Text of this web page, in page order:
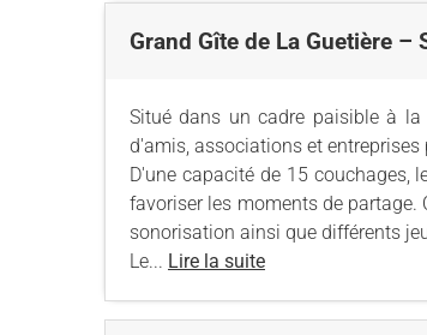
Grand Gîte de La Guetière
Situé dans un cadre paisible à la
d'amis, associations et
D'une capacité de 15 couchages,
favoriser les moments de partage.
sonorisation ainsi que différents
Le... Lire la suite